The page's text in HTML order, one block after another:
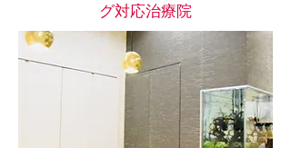
グ対応治療院